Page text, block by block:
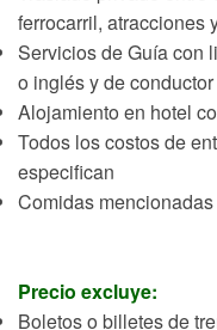
ferrocarril, atracciones
Servicios de Guía con
o inglés y de conductor
Alojamiento en hotel
Todos los costos de
especifican
Comidas
Precio excluye:
Boletos o billetes de